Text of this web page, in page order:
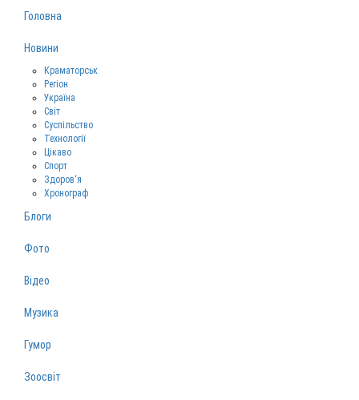
Головна
Новини
Краматорськ
Регіон
Україна
Світ
Суспільство
Технології
Цікаво
Спорт
Здоров‘я
Хронограф
Блоги
Фото
Відео
Музика
Гумор
Зоосвіт